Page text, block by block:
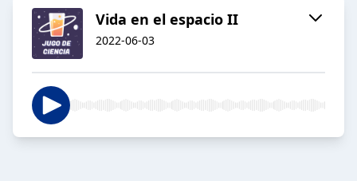
Vida en el espacio II
2022-06-03